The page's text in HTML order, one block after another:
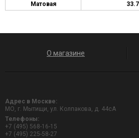
Матовая 33.7
О магазине
Адрес в Москве:
МО, г. Мытищи, ул. Колпакова, д. 44сА
Телефоны:
+7 (495) 568-16-15
+7 (495) 225-58-27